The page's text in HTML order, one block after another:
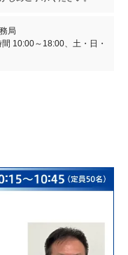
局
10:00～18:00、土・日・